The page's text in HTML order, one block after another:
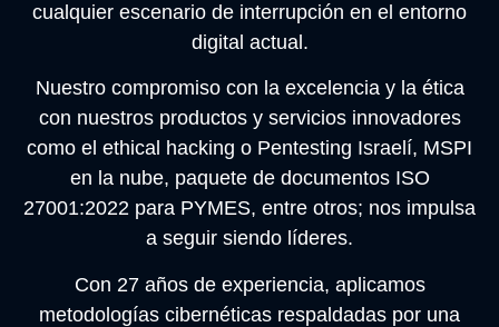
cualquier escenario de interrupción en el entorno
digital actual.
Nuestro compromiso con la excelencia y la ética
con nuestros productos y servicios innovadores
como el ethical hacking o Pentesting Israelí, MSPI
en la nube, paquete de documentos ISO
27001:2022 para PYMES, entre otros; nos impulsa
a seguir siendo líderes.
Con 27 años de experiencia, aplicamos
metodologías cibernéticas respaldadas por una